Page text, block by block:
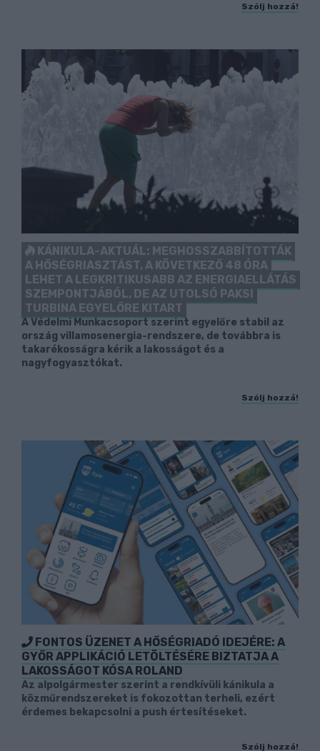
Szólj hozzá!
KÁNIKULA-AKTUÁL: MEGHOSSZABBÍTOTTÁK
A HŐSÉGRIASZTÁST, A KÖVETKEZŐ 48 ÓRA
LEHET A LEGKRITIKUSABB AZ ENERGIAELLÁTÁS
SZEMPONTJÁBÓL, DE AZ UTOLSÓ PAKSI
TURBINA EGYELŐRE KITART
A Védelmi Munkacsoport szerint egyelőre stabil az
ország villamosenergia-rendszere, de továbbra is
takarékosságra kérik a lakosságot és a
nagyfogyasztókat.
Szólj hozzá!
FONTOS ÜZENET A HŐSÉGRIADÓ IDEJÉRE: A
GYŐR APPLIKÁCIÓ LETÖLTÉSÉRE BIZTATJA A
LAKOSSÁGOT KÓSA ROLAND
Az alpolgármester szerint a rendkívüli kánikula a
közműrendszereket is fokozottan terheli, ezért
érdemes bekapcsolni a push értesítéseket.
Szólj hozzá!